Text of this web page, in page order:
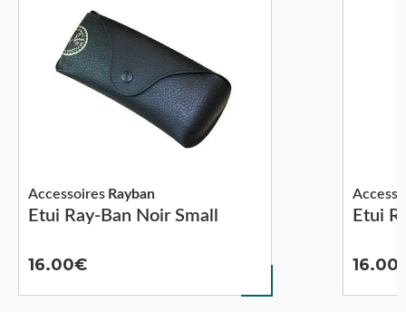
Etui Ray-Ban Noir Small
Accessoires Rayban
16.00
Etui
16.00